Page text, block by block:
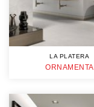
LA PLATERA
ORNAMENTA